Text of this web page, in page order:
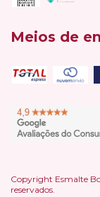
Meios de
Copyright Esmalte
reservados.